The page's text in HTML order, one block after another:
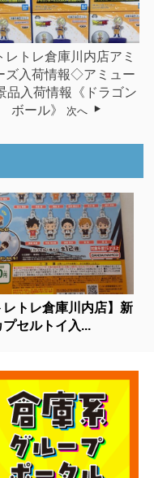
レトレ倉庫川内店アミ
ズ入荷情報◇アミュー
品入荷情報《ドラゴン
ボール》
次へ
レトレ倉庫川内店】新
プセルトイ入...